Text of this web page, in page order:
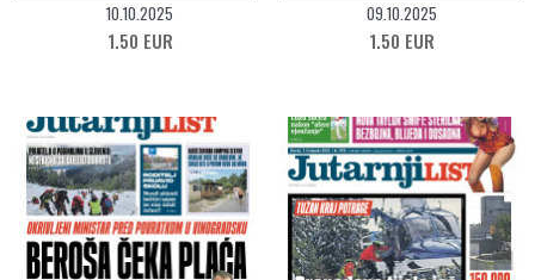
10.10.2025
1.50 EUR
09.10.2025
1.50 EUR